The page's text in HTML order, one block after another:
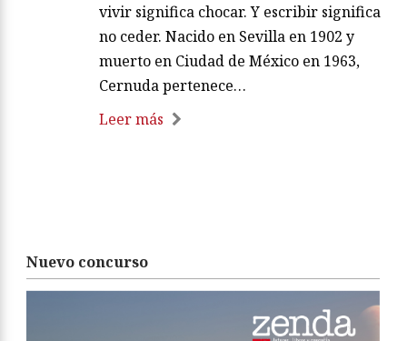
vivir significa chocar. Y escribir significa
no ceder. Nacido en Sevilla en 1902 y
muerto en Ciudad de México en 1963,
Cernuda pertenece…
Leer más
Nuevo concurso